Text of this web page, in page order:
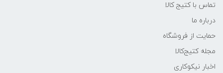
تماس با کتیج کالا
درباره ما
حمایت از فروشگاه
مجله کتیج‌کالا
اخبار نیکوکاری